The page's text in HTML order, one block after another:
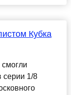
Кубка
смогли
серии 1/8